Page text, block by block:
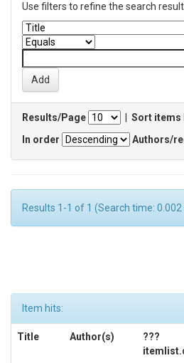
Use filters to refine the search
Results/Page
Sort items
In order
Authors/
Results 1-1 of 1 (Search time: 0.002
Item hits:
Title Author(s)
???